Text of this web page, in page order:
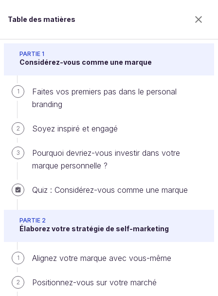
Table des matières
PARTIE 1
Considérez-vous comme une marque
1
Faites vos premiers pas dans le personal
branding
2 Soyez inspiré et engagé
3
Pourquoi devriez-vous investir dans votre
marque personnelle ?
Quiz : Considérez-vous comme une marque
PARTIE 2
Élaborez votre stratégie de self-marketing
1 Alignez votre marque avec vous-même
2 Positionnez-vous sur votre marché
Définissez votre ligne éditoriale
Bienvenue sur l’école 100% en ligne des métiers qui
ont de l’avenir.
Bénéficiez gratuitement de toutes les fonctionnalités
de ce cours (quiz, vidéos, accès illimité à tous les
Créer un compte ou se connecter
Nous venons de nous intéresser à la représentation
visuelle de votre marque. Vous savez maintenant ce
qu’il vous reste à faire pour donner vie visuellement
à votre marque. Intéressons-nous maintenant à sa
représentation écrite, la manière dont votre marque